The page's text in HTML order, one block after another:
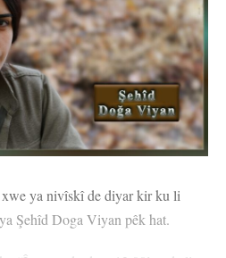
ya nivîskî de diyar kir ku li
Şehîd Doga Viyan pêk hat.